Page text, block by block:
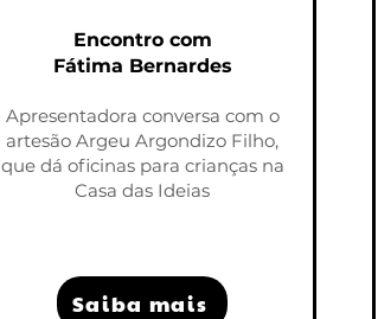
Encontro com
Fátima Bernardes
Apresentadora conversa com o
artesão Argeu Argondizo Filho,
que dá oficinas para crianças na
Casa das Ideias
Saiba mais